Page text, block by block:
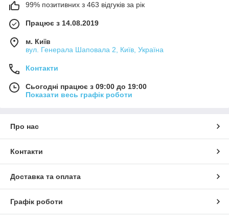
99% позитивних з 463 відгуків за рік
Працює з 14.08.2019
м. Київ
вул. Генерала Шаповала 2, Київ, Україна
Контакти
Сьогодні працює з 09:00 до 19:00
Показати весь графік роботи
Про нас
Контакти
Доставка та оплата
Графік роботи